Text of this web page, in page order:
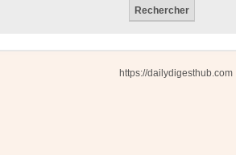
https://dailydigesthub.com